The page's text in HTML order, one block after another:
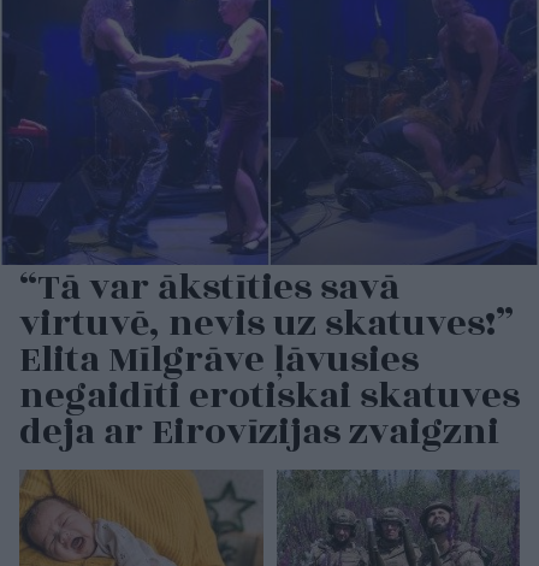
“Tā var ākstīties savā
virtuvē, nevis uz skatuves!”
Elita Mīlgrāve ļāvusies
negaidīti erotiskai skatuves
deja ar Eirovīzijas zvaigzni